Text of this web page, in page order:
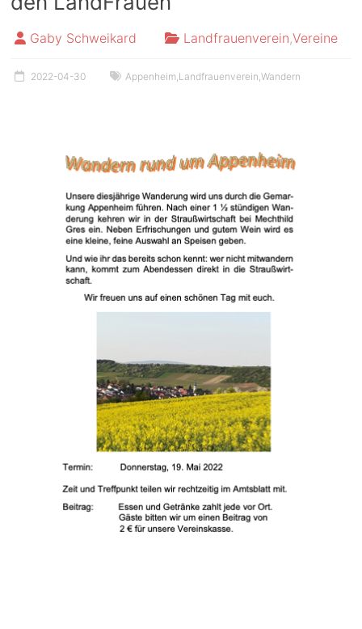
Gaby Schweikard Landfrauenverein,Vereine
2022-04-30 Appenheim,Landfrauenverein,Wandern